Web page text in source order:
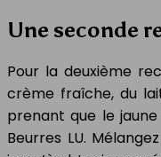
Une seconde
Pour la deuxième
crème fraîche, du
prenant que le
Beurres LU.